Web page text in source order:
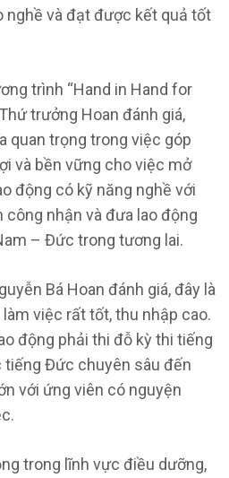
nghề và đạt được kết quả tốt
trình “Hand in Hand for
trưởng Hoan đánh giá,
quan trọng trong việc góp
và bền vững cho việc mở
động có kỹ năng nghề với
nhận và đưa lao động
– Đức trong tương lai.
Bá Hoan đánh giá, đây là
việc rất tốt, thu nhập cao.
động phải thi đỗ kỳ thi tiếng
Đức chuyên sâu đến
với ứng viên có nguyện
trong lĩnh vực điều dưỡng,